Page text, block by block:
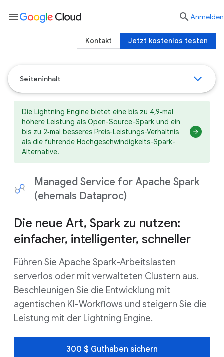
Seiteninhalt
Die Lightning Engine bietet eine bis zu 4,9‑mal
höhere Leistung als Open-Source-Spark und ein
bis zu 2‑mal besseres Preis-Leistungs-Verhältnis
als die führende Hochgeschwindigkeits-Spark-
Alternative.
Managed Service for Apache Spark
(ehemals Dataproc)
Die neue Art, Spark zu nutzen:
einfacher, intelligenter, schneller
Führen Sie Apache Spark-Arbeitslasten
serverlos oder mit verwalteten Clustern aus.
Beschleunigen Sie die Entwicklung mit
agentischen KI-Workflows und steigern Sie die
Leistung mit der Lightning Engine.
300 $ Guthaben sichern
menu  Anmelden
Jetzt kostenlos testen
Kontakt